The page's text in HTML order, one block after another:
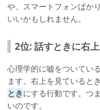
や、スマートフォンばか
いいかもしれません。
2位: 話すときに右
心理学的に嘘をついてい
ます。右上を見ていると
ときにする行動です。つ
いのです。